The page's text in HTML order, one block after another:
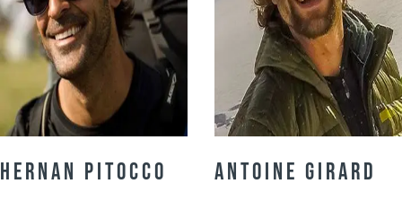
Hernan Pitocco Antoine Girard